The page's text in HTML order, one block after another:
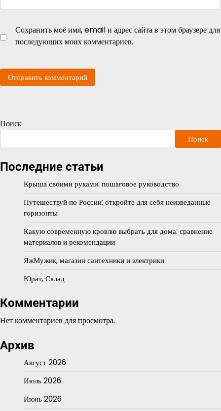
Сохранить моё имя, email и адрес сайта в этом браузере для
последующих моих комментариев.
Поиск
Поиск
Последние статьи
Крыша своими руками: пошаговое руководство
Путешествуй по России: откройте для себя неизведанные
горизонты
Какую современную кровлю выбрать для дома: сравнение
материалов и рекомендации
ЯжМужик, магазин сантехники и электрики
Юрат, Склад
Комментарии
Нет комментариев для просмотра.
Архив
Август 2026
Июль 2026
Июнь 2026